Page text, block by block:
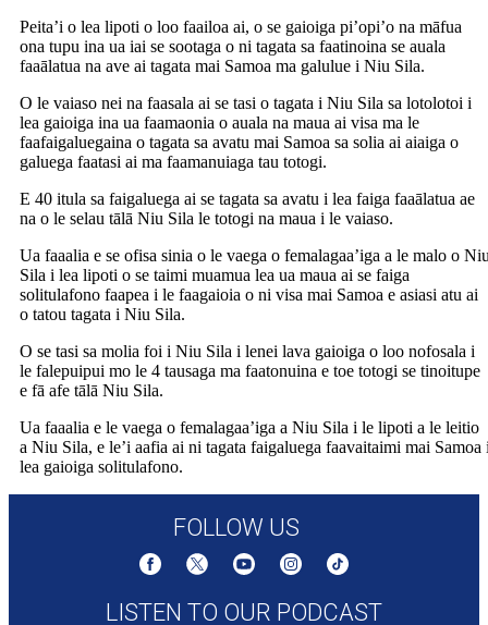
Peita’i o lea lipoti o loo faailoa ai, o se gaioiga pi’opi’o na māfua
ona tupu ina ua iai se sootaga o ni tagata sa faatinoina se auala
faaālatua na ave ai tagata mai Samoa ma galulue i Niu Sila.
O le vaiaso nei na faasala ai se tasi o tagata i Niu Sila sa lotolotoi i
lea gaioiga ina ua faamaonia o auala na maua ai visa ma le
faafaigaluegaina o tagata sa avatu mai Samoa sa solia ai aiaiga o
galuega faatasi ai ma faamanuiaga tau totogi.
E 40 itula sa faigaluega ai se tagata sa avatu i lea faiga faaālatua ae
na o le selau tālā Niu Sila le totogi na maua i le vaiaso.
Ua faaalia e se ofisa sinia o le vaega o femalagaa’iga a le malo o
Sila i lea lipoti o se taimi muamua lea ua maua ai se faiga
solitulafono faapea i le faagaioia o ni visa mai Samoa e asiasi atu ai
o tatou tagata i Niu Sila.
O se tasi sa molia foi i Niu Sila i lenei lava gaioiga o loo nofosala i
le falepuipui mo le 4 tausaga ma faatonuina e toe totogi se tinoitupe
e fā afe tālā Niu Sila.
Ua faaalia e le vaega o femalagaa’iga a Niu Sila i le lipoti a le leitio
a Niu Sila, e le’i aafia ai ni tagata faigaluega faavaitaimi mai Samoa
lea gaioiga solitulafono.
FOLLOW US
LISTEN TO OUR PODCAST